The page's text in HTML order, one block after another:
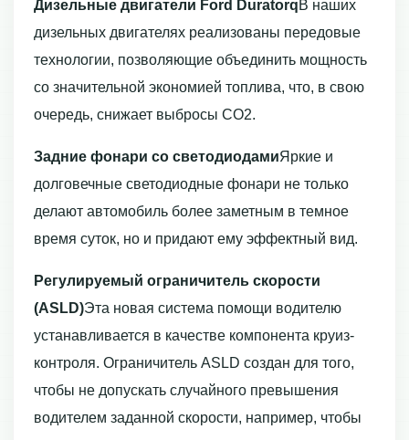
Дизельные двигатели Ford DuratorqВ наших
дизельных двигателях реализованы передовые
технологии, позволяющие объединить мощность
со значительной экономией топлива, что, в свою
очередь, снижает выбросы СО2.
Задние фонари со светодиодамиЯркие и
долговечные светодиодные фонари не только
делают автомобиль более заметным в темное
время суток, но и придают ему эффектный вид.
Регулируемый ограничитель скорости
(ASLD)Эта новая система помощи водителю
устанавливается в качестве компонента круиз-
контроля. Ограничитель ASLD создан для того,
чтобы не допускать случайного превышения
водителем заданной скорости, например, чтобы